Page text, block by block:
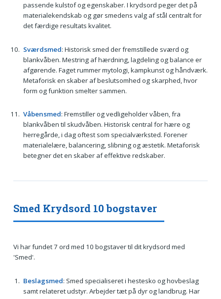
passende kulstof og egenskaber. I krydsord peger det på
materialekendskab og gør smedens valg af stål centralt for
det færdige resultats kvalitet.
Sværdsmed: Historisk smed der fremstillede sværd og
blankvåben. Mestring af hærdning, lagdeling og balance er
afgørende. Faget rummer mytologi, kampkunst og håndværk.
Metaforisk en skaber af beslutsomhed og skarphed, hvor
form og funktion smelter sammen.
Våbensmed: Fremstiller og vedligeholder våben, fra
blankvåben til skudvåben. Historisk central for hære og
herregårde, i dag oftest som specialværksted. Forener
materialelære, balancering, slibning og æstetik. Metaforisk
betegner det en skaber af effektive redskaber.
Smed Krydsord 10 bogstaver
Vi har fundet 7 ord med 10 bogstaver til dit krydsord med
'Smed'.
Beslagsmed: Smed specialiseret i hestesko og hovbeslag
samt relateret udstyr. Arbejder tæt på dyr og landbrug. Har